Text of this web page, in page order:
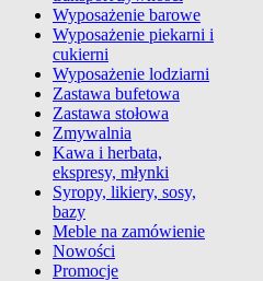
Wyposażenie barowe
Wyposażenie piekarni i
cukierni
Wyposażenie lodziarni
Zastawa bufetowa
Zastawa stołowa
Zmywalnia
Kawa i herbata,
ekspresy, młynki
Syropy, likiery, sosy,
bazy
Meble na zamówienie
Nowości
Promocje